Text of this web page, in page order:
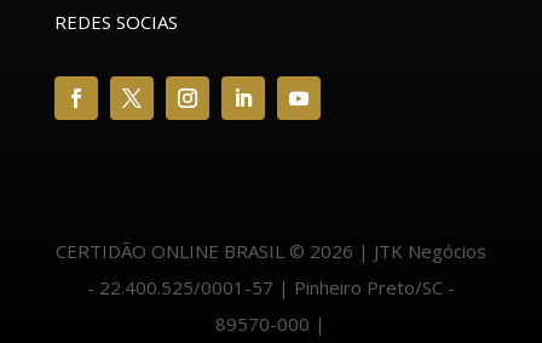
REDES SOCIAS
CERTIDÃO ONLINE BRASIL © 2026 | JTK Negócios
- 22.400.525/0001-57 | Pinheiro Preto/SC -
89570-000 |